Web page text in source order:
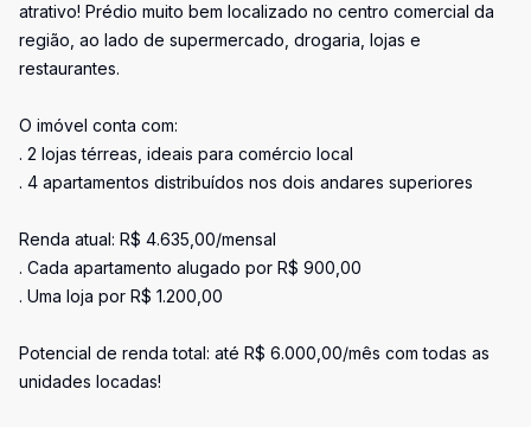
atrativo! Prédio muito bem localizado no centro comercial da
região, ao lado de supermercado, drogaria, lojas e
restaurantes.
O imóvel conta com:
. 2 lojas térreas, ideais para comércio local
. 4 apartamentos distribuídos nos dois andares superiores
Renda atual: R$ 4.635,00/mensal
. Cada apartamento alugado por R$ 900,00
. Uma loja por R$ 1.200,00
Potencial de renda total: até R$ 6.000,00/mês com todas as
unidades locadas!